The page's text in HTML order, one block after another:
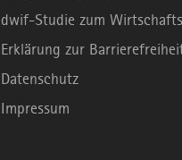
dwif-Studie zum
Erklärung zur
Datenschutz
Impressum